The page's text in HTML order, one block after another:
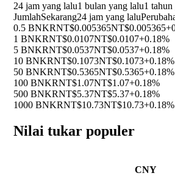
24 jam yang lalu1 bulan yang lalu1
JumlahSekarang24 jam yang lalu
0.5 BNKRNT$0.005365NT$0.005365
1 BNKRNT$0.0107NT$0.0107+0.18%
5 BNKRNT$0.0537NT$0.0537+0.18%
10 BNKRNT$0.1073NT$0.1073+0.18%
50 BNKRNT$0.5365NT$0.5365+0.18%
100 BNKRNT$1.07NT$1.07+0.18%
500 BNKRNT$5.37NT$5.37+0.18%
1000 BNKRNT$10.73NT$10.73+0.18%
Nilai tukar populer
CNY